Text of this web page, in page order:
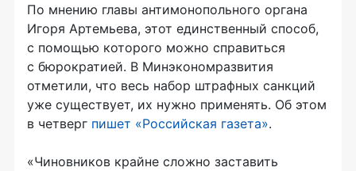
По мнению главы антимонопольного органа
Игоря Артемьева, этот единственный способ,
с помощью которого можно справиться
с бюрократией. В Минэкономразвития
отметили, что весь набор штрафных санкций
уже существует, их нужно применять. Об этом
в четверг пишет «Российская газета».
«Чиновников крайне сложно заставить